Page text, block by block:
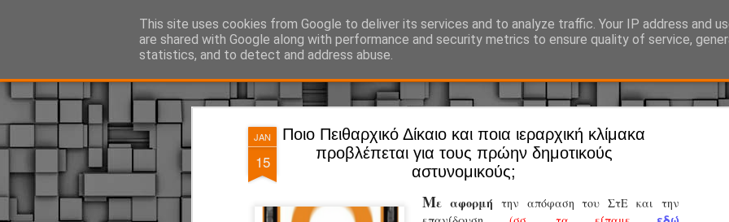
JAN
15
Ποιο Πειθαρχικό Δίκαιο και ποια ιεραρχική κλίμακα
προβλέπεται για τους πρώην δημοτικούς
αστυνομικούς;
Με αφορμή την απόφαση του ΣτΕ και την
This site uses cookies from Google to deliver its services and to analyze traffic. Your IP address and
are shared with Google along with performance and security metrics to ensure quality of service,
statistics, and to detect and address abuse.
ΔΗΜΟΤΙΚΗ ΑΣΤΥΝΟΜΙΑ, τα νέα! Ό, τι συμβαίνει γύρω από τη Δημοτική Αστυνομία, την τοπική
JUL
29
Άργος -